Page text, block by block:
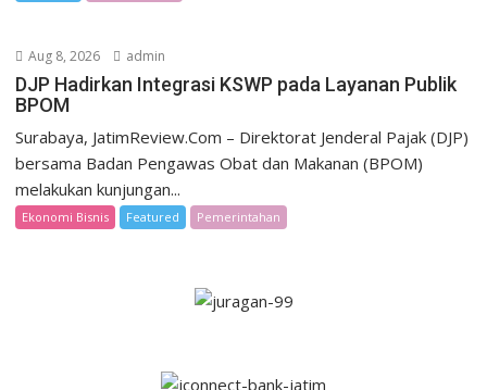
Aug 8, 2026 admin
DJP Hadirkan Integrasi KSWP pada Layanan Publik
BPOM
Surabaya, JatimReview.Com – Direktorat Jenderal Pajak (DJP)
bersama Badan Pengawas Obat dan Makanan (BPOM)
melakukan kunjungan...
Ekonomi Bisnis Featured Pemerintahan